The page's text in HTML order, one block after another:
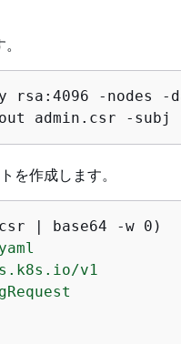
rsa:4096 -nodes -
admin.csr -subj
を作成します。
| base64 -w 0)
v1